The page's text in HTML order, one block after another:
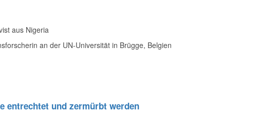
aus Nigeria
an der UN-Universität in Brügge, Belgien
entrechtet und zermürbt werden